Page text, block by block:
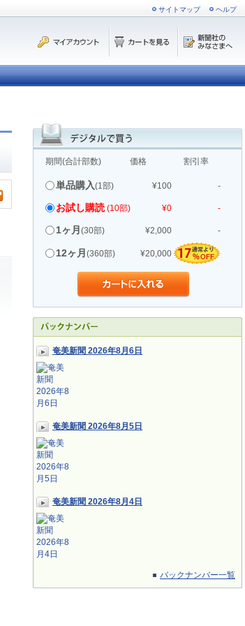
サイトマップ ヘルプ
期間(合計部数) 価格 割引率
単品購入(1部) ¥100 -
お試し購読 (10部) ¥0 -
1ヶ月 (30部) ¥2,000 -
12ヶ月 (360部) ¥20,000
奄美新聞 2026年8月6日
奄美新聞 2026年8月5日
奄美新聞 2026年8月4日
バックナンバー一覧